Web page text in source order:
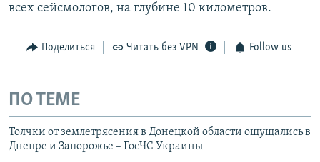
всех сейсмологов, на глубине 10 километров.
Поделиться Читать без VPN Follow us
ПО ТЕМЕ
Толчки от землетрясения в Донецкой области ощущались в
Днепре и Запорожье – ГосЧС Украины